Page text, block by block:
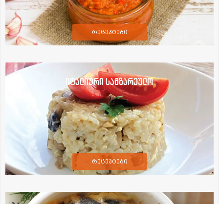
რეცეპტები
იტალიური სამზარეულო
რეცეპტები